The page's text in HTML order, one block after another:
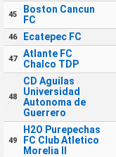
45
Boston Cancun
FC
46 Ecatepec FC
47
Atlante FC
Chalco TDP
48
CD Aguilas
Universidad
Autonoma de
Guerrero
49
H2O Purepechas
FC Club Atletico
Morelia II